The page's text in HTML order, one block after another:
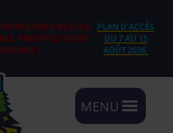
PAS D’ACCÈS À
PRÉVOYEZ VOTRE
GOURDE !
PLAN D’ACCÈS
DU 7 AU 15
AOÛT 2026
MENU